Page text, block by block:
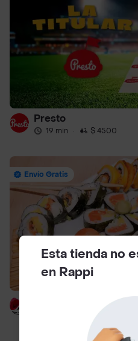
Presto
19 min · $ 4500
Envío Gratis
$ 6500
Esta tienda no
en Rappi